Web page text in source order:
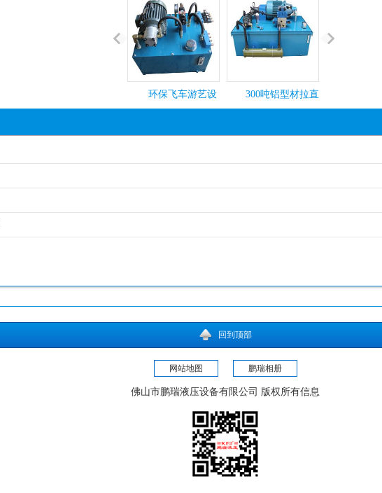
环保飞车游艺设 300吨铝型材拉直
回到顶部
网站地图 鹏瑞相册
佛山市鹏瑞液压设备有限公司 版权所有信息